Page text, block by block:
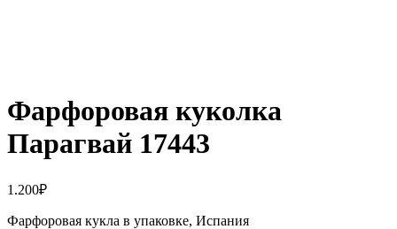
Фарфоровая куколка
Парагвай 17443
1.200₽
Фарфоровая кукла в упаковке, Испания